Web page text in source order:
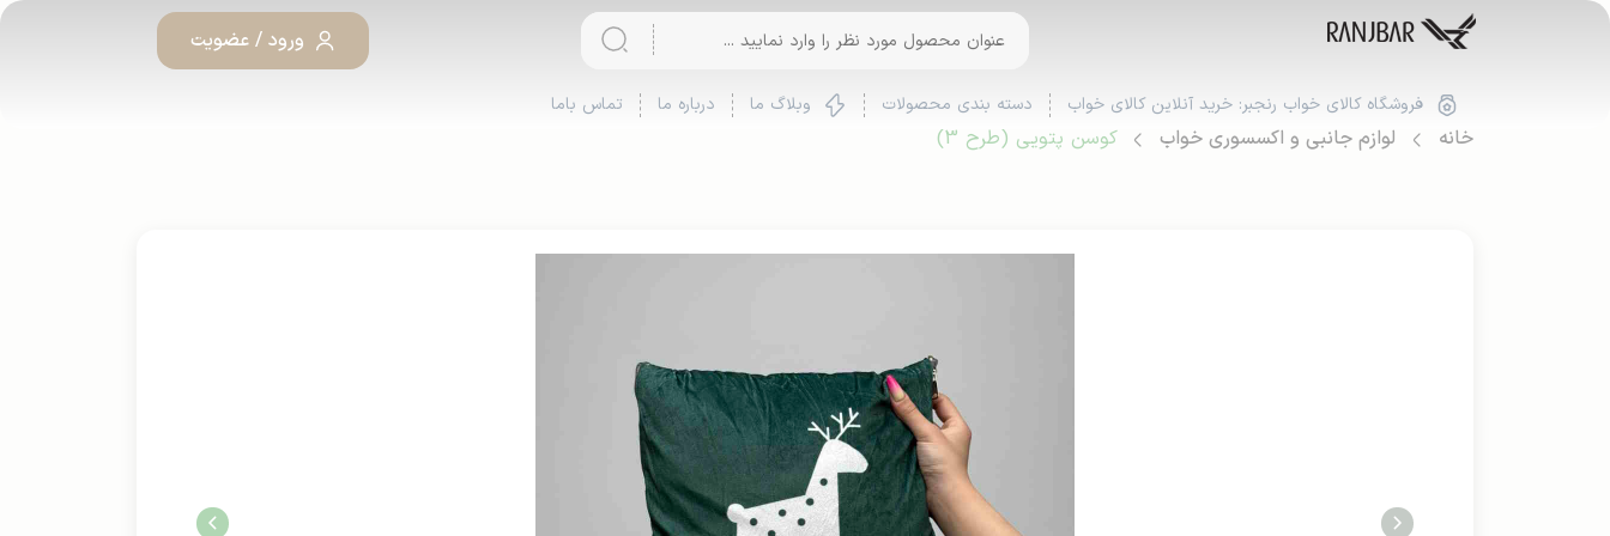
ورود / عضویت
فروشگاه کالای خواب رنجبر: خرید آنلاین کالای خواب دسته بندی محصولات وبلاگ ما درباره ما تماس باما
خانه لوازم جانبی و اکسسوری خواب کوسن پتویی (طرح 3)